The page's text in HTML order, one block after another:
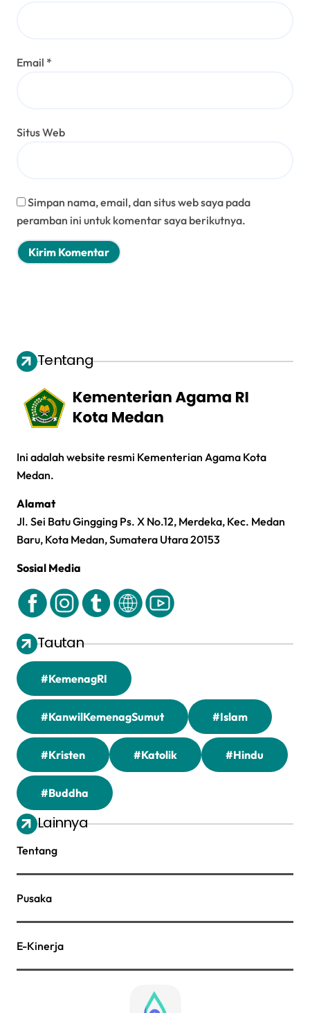
Email *
Situs Web
Simpan nama, email, dan situs web saya pada
peramban ini untuk komentar saya berikutnya.
Tentang
Ini adalah website resmi Kementerian Agama Kota
Medan.
Alamat
Jl. Sei Batu Gingging Ps. X No.12, Merdeka, Kec. Medan
Baru, Kota Medan, Sumatera Utara 20153
Sosial Media
Tautan
#KemenagRI
#KanwilKemenagSumut #Islam
#Kristen #Katolik #Hindu
#Buddha
Lainnya
Tentang
Pusaka
E-Kinerja